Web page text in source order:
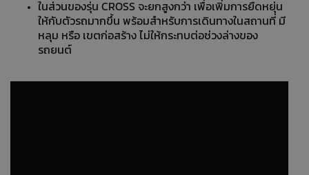
ในส่วนของรุ่น CROSS จะยกสูงกว่า เพื่อเพิ่มการยืดหยุ่น
ให้กับตัวรถมากขึ้น พร้อมสําหรับการเดินทางในสถานที่ มี
หลุม หรือ เขตก่อสร้าง ไม่ให้กระทบต่อช่วงล่างของ
รถยนต์